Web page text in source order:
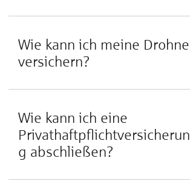
Wie kann ich meine Drohne
versichern?
Wie kann ich eine
Privathaftpflichtversicherun
g abschließen?